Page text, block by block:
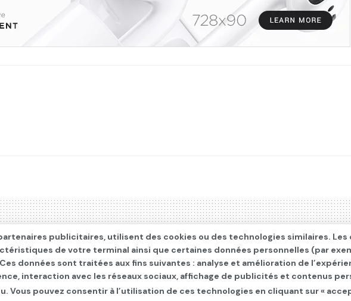
publicitaires, utilisent des cookies ou des technologies similaires. Les
de votre terminal ainsi que certaines données personnelles (par
données sont traitées aux fins suivantes : analyse et amélioration de
interaction avec les réseaux sociaux, affichage de publicités et contenus
pouvez consentir à l’utilisation de ces technologies en cliquant sur «